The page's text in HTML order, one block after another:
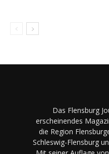
Das Flensburg
erscheinendes
die Region
Schleswig-Flensburg